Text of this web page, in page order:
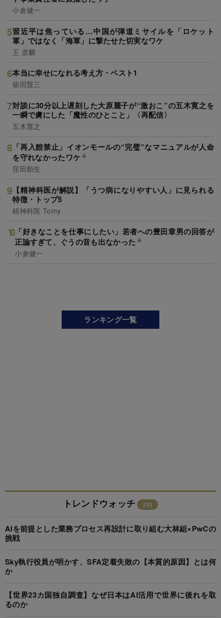
小倉健一
習近平は焦っている…中国が弾道ミサイルを「ロケット
軍」ではなく「海軍」に撃たせた切実なワケ
王 彦麟
本当に幸せになれる考え方・ベスト1
柴田賢三
対談に30分以上遅刻した大原麗子が“激おこ”の五木寛之を
一瞬で虜にした「魔性のひとこと」〈再配信〉
五木寛之
「再入館禁止」イオンモールの“完璧”なマニュアルが人命
を守れなかったワケ
窪田順生
【精神科医が解説】「うつ病になりやすい人」に見られる
特徴・トップ5
精神科医 Tomy
「好きなことを仕事にしたい」若者への豊田章男の回答が
正論すぎて、ぐうの音も出なかった
小倉健一
ランキング一覧
トレンドウォッチ
AIを前提とした業務プロセス再設計に取り組む大林組×PwCの
挑戦
Sky執行役員が明かす、SFA定着失敗の【本質的原因】とは何
か
【世界23カ国独自調査】なぜ日本はAI活用で世界に後れを取
るのか